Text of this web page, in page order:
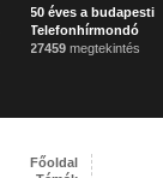
50 éves a budapesti
Telefonhírmondó
27459 megtekintés
Főoldal